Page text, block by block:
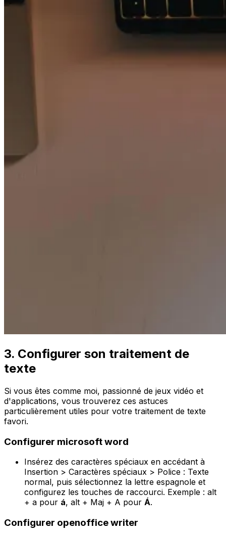
3. Configurer son traitement de
texte
Si vous êtes comme moi, passionné de jeux vidéo et
d'applications, vous trouverez ces astuces
particulièrement utiles pour votre traitement de texte
favori.
Configurer microsoft word
Insérez des caractères spéciaux en accédant à
Insertion > Caractères spéciaux > Police : Texte
normal, puis sélectionnez la lettre espagnole et
configurez les touches de raccourci. Exemple : alt
+ a pour á, alt + Maj + A pour Á.
Configurer openoffice writer